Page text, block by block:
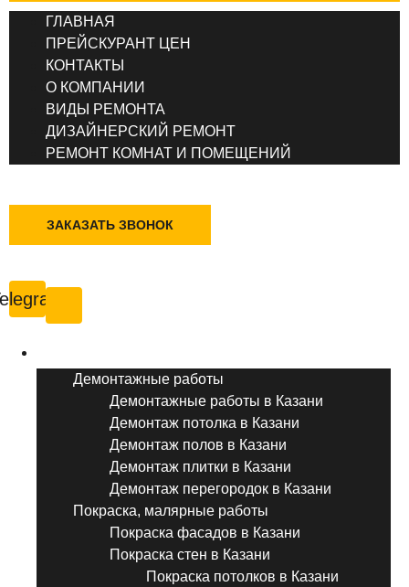
ГЛАВНАЯ
ПРЕЙСКУРАНТ ЦЕН
КОНТАКТЫ
О КОМПАНИИ
ВИДЫ РЕМОНТА
ДИЗАЙНЕРСКИЙ РЕМОНТ
РЕМОНТ КОМНАТ И ПОМЕЩЕНИЙ
ЗАКАЗАТЬ ЗВОНОК
Демонтажные работы
Демонтажные работы в Казани
Демонтаж потолка в Казани
Демонтаж полов в Казани
Демонтаж плитки в Казани
Демонтаж перегородок в Казани
Покраска, малярные работы
Покраска фасадов в Казани
Покраска стен в Казани
Покраска потолков в Казани